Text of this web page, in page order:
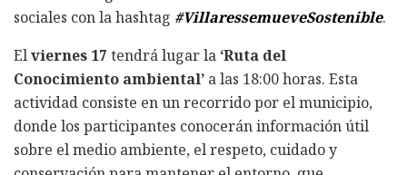
sociales con la hashtag #VillaressemueveSostenible.
Elviernes 17 tendrá lugar la ‘Ruta del
Conocimiento ambiental’ a las 18:00 horas. Esta
actividad consiste en un recorrido por el municipio,
donde los participantes conocerán información útil
sobre el medio ambiente, el respeto, cuidado y